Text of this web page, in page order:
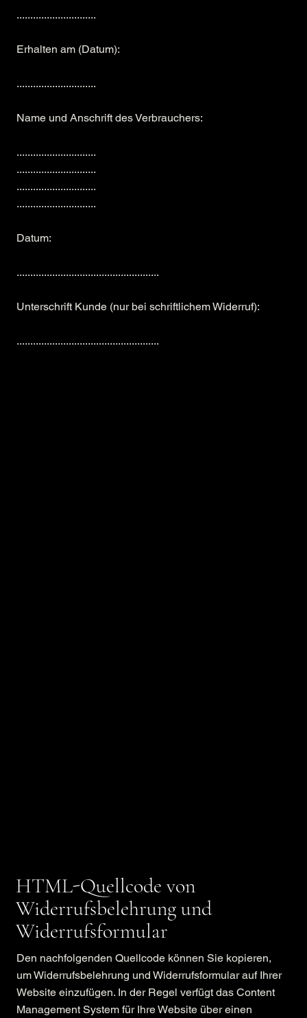
.............................
Erhalten am (Datum):
.............................
Name und Anschrift des Verbrauchers:
.............................
.............................
.............................
.............................
Datum:
....................................................
Unterschrift Kunde (nur bei schriftlichem Widerruf):
....................................................
HTML-Quellcode von
Widerrufsbelehrung und
Widerrufsformular
Den nachfolgenden Quellcode können Sie kopieren,
um Widerrufsbelehrung und Widerrufsformular auf Ihrer
Website einzufügen. In der Regel verfügt das Content
Management System für Ihre Website über einen